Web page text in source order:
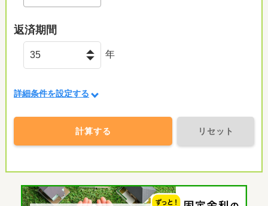
返済期間
年
詳細条件を設定する
計算する リセット